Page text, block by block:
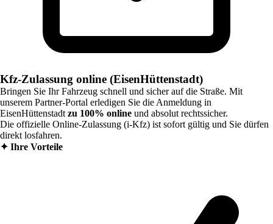
Kfz-Zulassung online (EisenHüttenstadt)
Bringen Sie Ihr Fahrzeug schnell und sicher auf die Straße. Mit
unserem Partner-Portal erledigen Sie die Anmeldung in
EisenHüttenstadt zu 100% online und absolut rechtssicher.
Die offizielle Online-Zulassung (i-Kfz) ist sofort gültig und Sie dürfen
direkt losfahren.
✦ Ihre Vorteile